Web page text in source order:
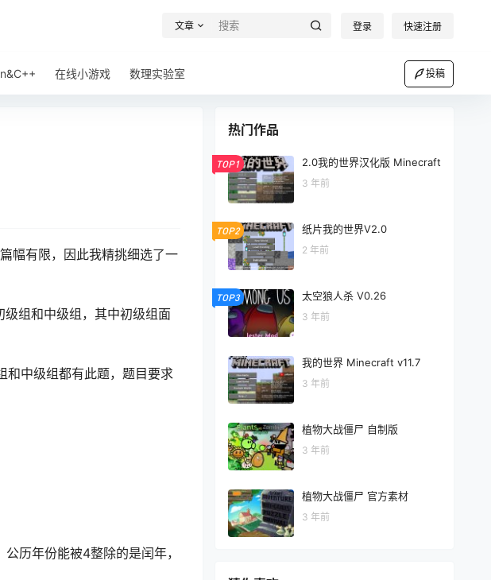
文章 登录 快速注册
在线小游戏 数理实验室 投稿
幅有限，因此我精挑细选了一
组和中级组，其中初级组面
和中级组都有此题，题目要求
历年份能被4整除的是闰年，
热门作品
TOP1 2.0我的世界汉化版 Minecraft
3 年前
TOP2 纸片我的世界V2.0
2 年前
TOP3 太空狼人杀 V0.26
3 年前
我的世界 Minecraft v11.7
3 年前
植物大战僵尸 自制版
3 年前
植物大战僵尸 官方素材
3 年前